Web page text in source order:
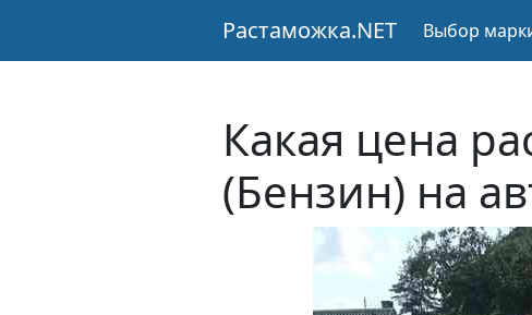
Растаможка.NET Выбор
Какая цена
(Бензин) на